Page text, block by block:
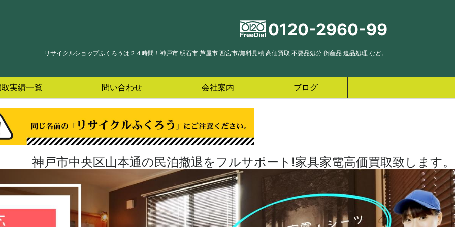
0120-2960-99
リサイクルショップふくろうは２４時間！神戸市 明石市 芦屋市 西宮市/無料見積 高価買取 不要品処分 倒産品 遺品処理 など。
実績一覧 問い合わせ 会社案内 ブログ
神戸市中央区山本通の民泊撤退をフルサポート!家具家電高価買取致します。